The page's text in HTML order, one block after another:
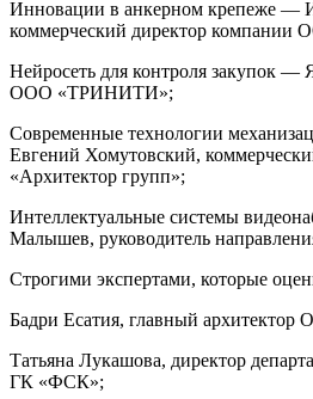
Инновации в анкерном крепеже —
коммерческий директор компании
Нейросеть для контроля закупок —
OOO «ТРИНИТИ»;
Современные технологии
Евгений Хомутовский,
«Архитектор групп»;
Интеллектуальные системы
Малышев, руководитель
Строгими экспертами, которые
Бадри Есатия, главный
Татьяна Лукашова, директор
ГК «ФСК»;